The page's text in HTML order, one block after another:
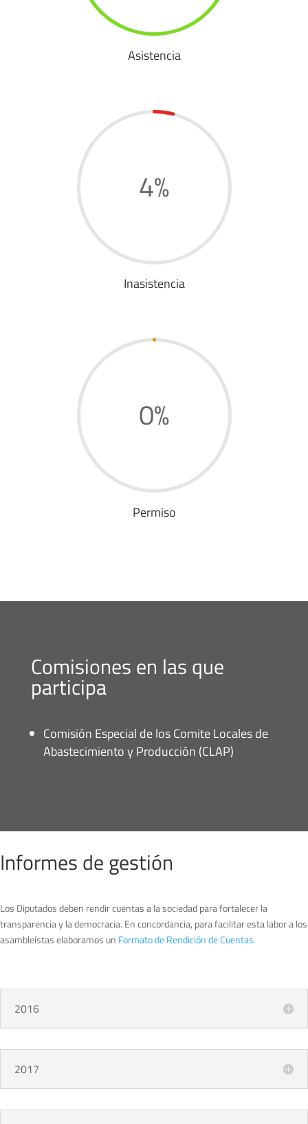
Asistencia
4%
Inasistencia
0%
Permiso
Comisiones en las que
participa
Comisión Especial de los Comite Locales de
Abastecimiento y Producción (CLAP)
Informes de gestión
Los Diputados deben rendir cuentas a la sociedad para fortalecer la
transparencia y la democracia. En concordancia, para facilitar esta labor a los
asambleístas elaboramos un Formato de Rendición de Cuentas.
2016
2017